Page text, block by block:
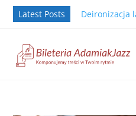
Latest Posts Deironizacja